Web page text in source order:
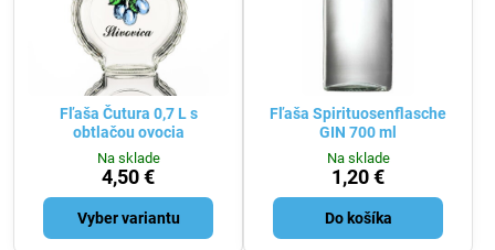
Fľaša Čutura 0,7 L s
obtlačou ovocia
Na sklade
4,50 €
Vyber variantu
Fľaša Spirituosenflasche
GIN 700 ml
Na sklade
1,20 €
Do košíka